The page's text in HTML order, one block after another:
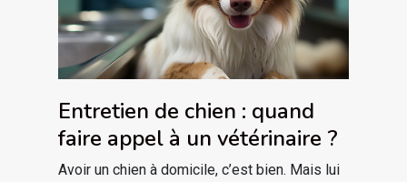
Entretien de chien : quand
faire appel à un vétérinaire ?
Avoir un chien à domicile, c’est bien. Mais lui